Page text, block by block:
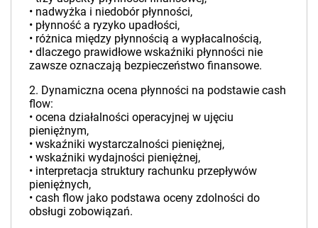
• nadwyżka i niedobór płynności,
• płynność a ryzyko upadłości,
• różnica między płynnością a wypłacalnością,
• dlaczego prawidłowe wskaźniki płynności nie
zawsze oznaczają bezpieczeństwo finansowe.
2. Dynamiczna ocena płynności na podstawie cash
flow:
• ocena działalności operacyjnej w ujęciu
pieniężnym,
• wskaźniki wystarczalności pieniężnej,
• wskaźniki wydajności pieniężnej,
• interpretacja struktury rachunku przepływów
pieniężnych,
• cash flow jako podstawa oceny zdolności do
obsługi zobowiązań.